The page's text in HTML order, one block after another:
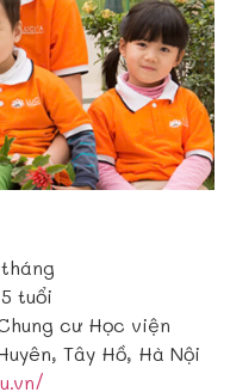
tuổi
cư Học viện
Tây Hồ, Hà Nội